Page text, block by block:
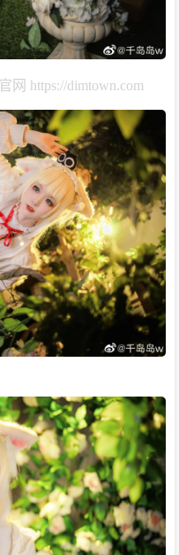
https://dimtown.com